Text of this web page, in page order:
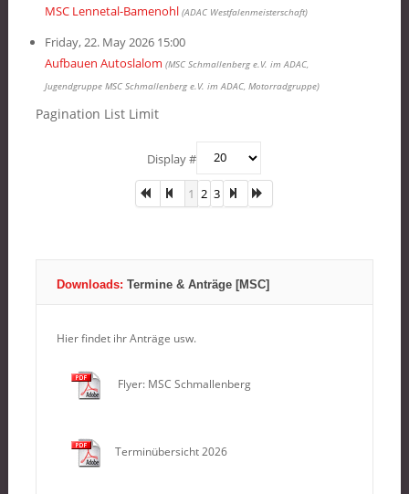
MSC Lennetal-Bamenohl (ADAC Westfalenmeisterschaft)
Friday, 22. May 2026 15:00
Aufbauen Autoslalom (MSC Schmallenberg e.V. im ADAC,
Jugendgruppe MSC Schmallenberg e.V. im ADAC, Motorradgruppe)
Pagination List Limit
Display #
1 2 3
Downloads: Termine & Anträge [MSC]
Hier findet ihr Anträge usw.
Flyer: MSC Schmallenberg
Terminübersicht 2026